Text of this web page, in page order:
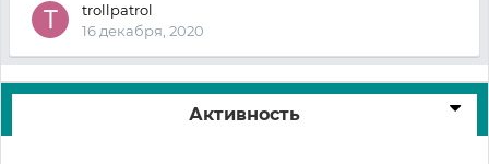
trollpatrol
16 декабря, 2020
Активность